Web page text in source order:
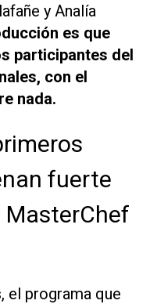
y Analía
es que
participantes del
con el
nada.
fuerte
MasterChef
, el programa que